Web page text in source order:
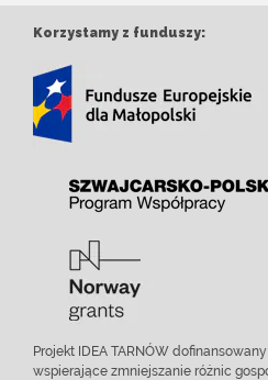
Korzystamy z funduszy:
Projekt IDEA TARNÓW
wspierające zmniejszanie różnic